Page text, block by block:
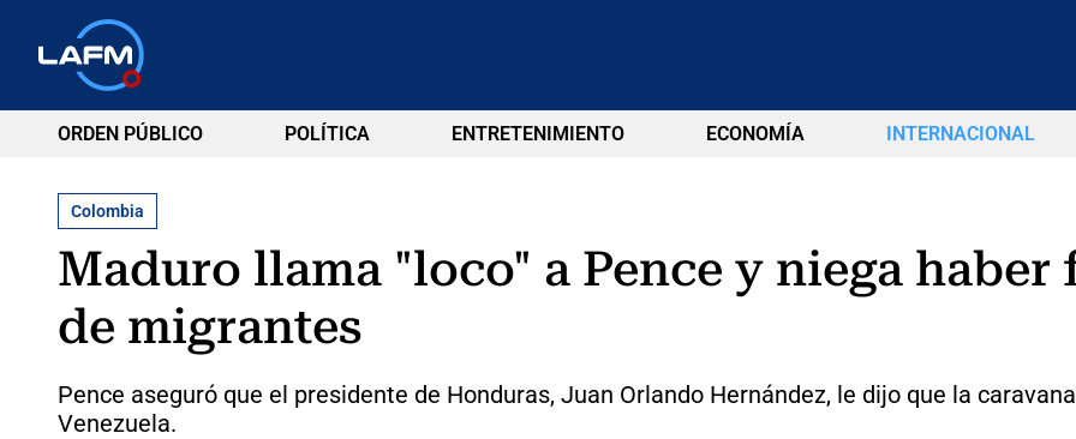
ORDEN PÚBLICO POLÍTICA ENTRETENIMIENTO ECONOMÍA INTERNACIONAL
Colombia
Maduro llama "loco" a Pence y niega
de migrantes
Pence aseguró que el presidente de Honduras, Juan Orlando Hernández, le dijo que la
Venezuela.